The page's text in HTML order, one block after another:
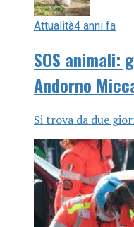
Attualità4 anni fa
SOS animali:
Andorno
Si trova da due